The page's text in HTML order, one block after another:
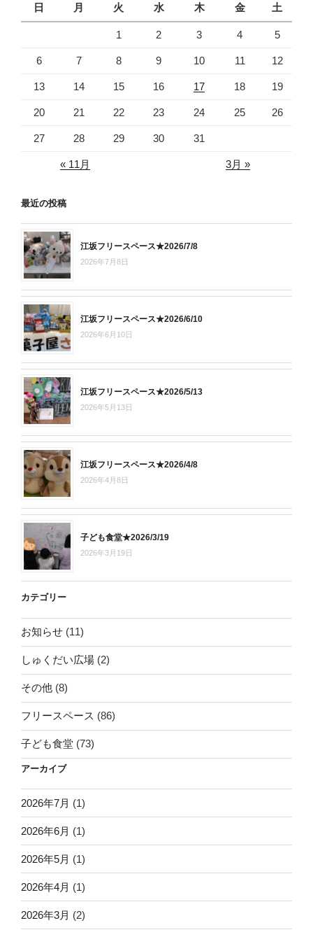
日 月 火 水 木 金 土
1 2 3 4 5
6 7 8 9 10 11 12
13 14 15 16 17 18 19
20 21 22 23 24 25 26
27 28 29 30 31
« 11月 3月 »
最近の投稿
江坂フリースペース★2026/7/8
2026年7月8日
江坂フリースペース★2026/6/10
2026年6月10日
江坂フリースペース★2026/5/13
2026年5月13日
江坂フリースペース★2026/4/8
2026年4月8日
子ども食堂★2026/3/19
2026年3月19日
カテゴリー
お知らせ (11)
しゅくだい広場 (2)
その他 (8)
フリースペース (86)
子ども食堂 (73)
アーカイブ
2026年7月 (1)
2026年6月 (1)
2026年5月 (1)
2026年4月 (1)
2026年3月 (2)